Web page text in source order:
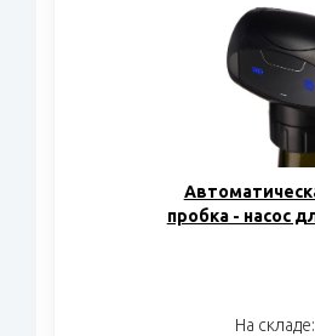
пробка - насос
На складе: